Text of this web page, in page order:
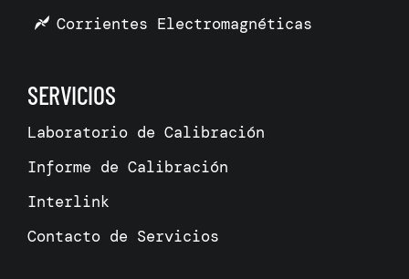
Corrientes Electromagnéticas
SERVICIOS
Laboratorio de Calibración
Informe de Calibración
Interlink
Contacto de Servicios